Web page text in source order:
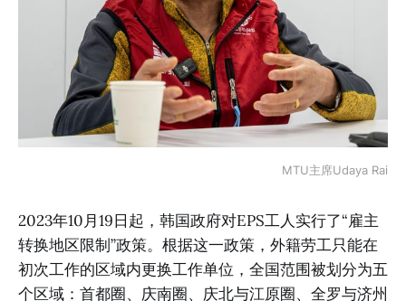
MTU主席Udaya Rai
2023年10月19日起，韩国政府对EPS工人实行了“雇主
转换地区限制”政策。根据这一政策，外籍劳工只能在
初次工作的区域内更换工作单位，全国范围被划分为五
个区域：首都圈、庆南圈、庆北与江原圈、全罗与济州